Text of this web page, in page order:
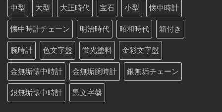
中型 大型 大正時代 宝石 小型 懐中時計
懐中時計チェーン 明治時代 昭和時代 箱付き
腕時計 色文字盤 蛍光塗料 金彩文字盤
金無垢懐中時計 金無垢腕時計 銀無垢チェーン
銀無垢懐中時計 黒文字盤